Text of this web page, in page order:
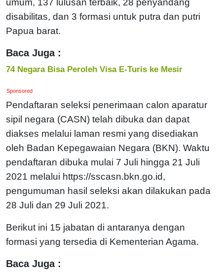
umum, 137 lulusan terbaik, 28 penyandang
disabilitas, dan 3 formasi untuk putra dan putri
Papua barat.
Baca Juga :
74 Negara Bisa Peroleh Visa E-Turis ke Mesir
Sponsored
Pendaftaran seleksi penerimaan calon aparatur
sipil negara (CASN) telah dibuka dan dapat
diakses melalui laman resmi yang disediakan
oleh Badan Kepegawaian Negara (BKN). Waktu
pendaftaran dibuka mulai 7 Juli hingga 21 Juli
2021 melalui https://sscasn.bkn.go.id,
pengumuman hasil seleksi akan dilakukan pada
28 Juli dan 29 Juli 2021.
Berikut ini 15 jabatan di antaranya dengan
formasi yang tersedia di Kementerian Agama.
Baca Juga :